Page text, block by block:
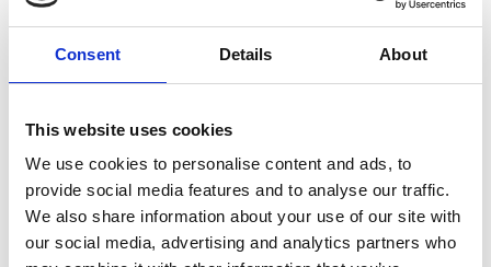
Consent Details About
This website uses cookies
We use cookies to personalise content and ads, to
provide social media features and to analyse our traffic.
We also share information about your use of our site with
our social media, advertising and analytics partners who
Brunner Vivamocca espressomaskine
Brunner Cruiser foldestol